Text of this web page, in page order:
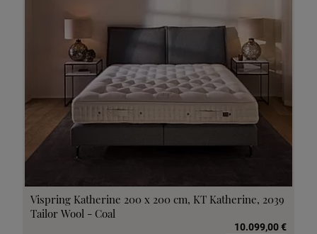
Vispring Katherine 200 x 200 cm, KT Katherine, 2039
Tailor Wool - Coal
10.099,00 €